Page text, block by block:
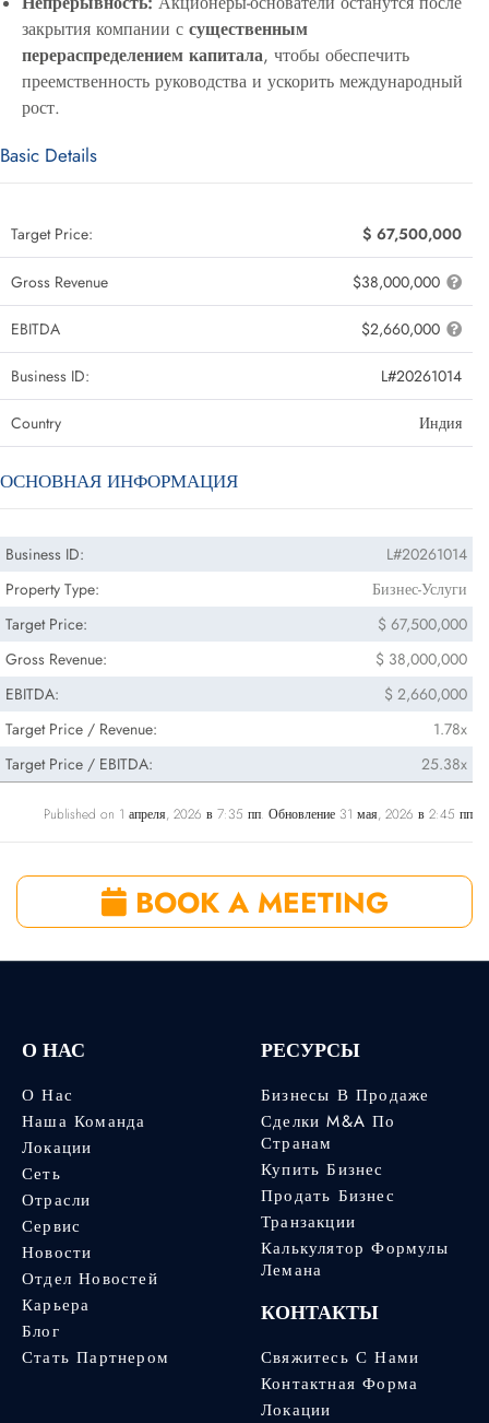
закрытия компании с существенным
перераспределением капитала, чтобы обеспечить
преемственность руководства и ускорить международный
рост.
Basic Details
Target Price: $ 67,500,000
Gross Revenue $38,000,000
EBITDA $2,660,000
Business ID: L#20261014
Country Индия
ОСНОВНАЯ ИНФОРМАЦИЯ
Business ID:
L#20261014
Property Type:
Бизнес-Услуги
Target Price:
$ 67,500,000
Gross Revenue:
$ 38,000,000
EBITDA:
$ 2,660,000
Target Price / Revenue:
1.78x
Target Price / EBITDA:
25.38x
Published on 1 апреля, 2026 в 7:35 пп. Обновление 31 мая, 2026 в 2:45 пп
BOOK A MEETING
О НАС
О Нас
Наша Команда
Локации
Сеть
Отрасли
Сервис
Новости
Отдел Новостей
Карьера
Блог
Стать Партнером
РЕСУРСЫ
Бизнесы В Продаже
Сделки M&A По
Странам
Купить Бизнес
Продать Бизнес
Транзакции
Калькулятор Формулы
Лемана
КОНТАКТЫ
Свяжитесь С Нами
Контактная Форма
Локации